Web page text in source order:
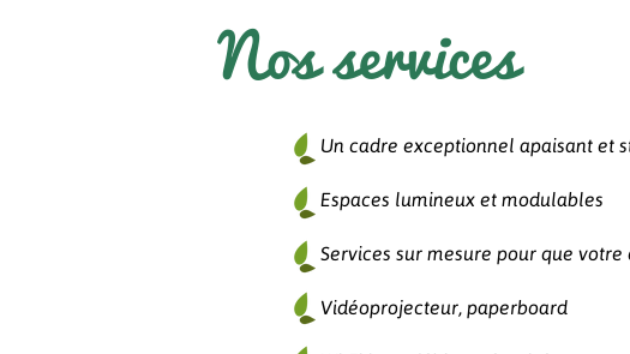
Nos services
Un cadre exceptionnel apaisant et
Espaces lumineux et modulables
Services sur mesure pour que
Vidéoprojecteur, paperboard